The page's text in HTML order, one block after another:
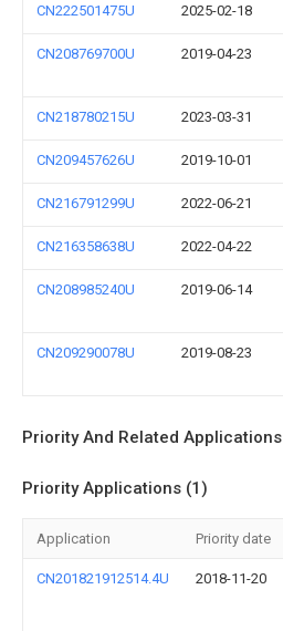
CN222501475U 2025-02-18
CN208769700U 2019-04-23
CN218780215U 2023-03-31
CN209457626U 2019-10-01
CN216791299U 2022-06-21
CN216358638U 2022-04-22
CN208985240U 2019-06-14
CN209290078U 2019-08-23
Priority And Related Applications
Priority Applications (1)
Application Priority date
CN201821912514.4U 2018-11-20